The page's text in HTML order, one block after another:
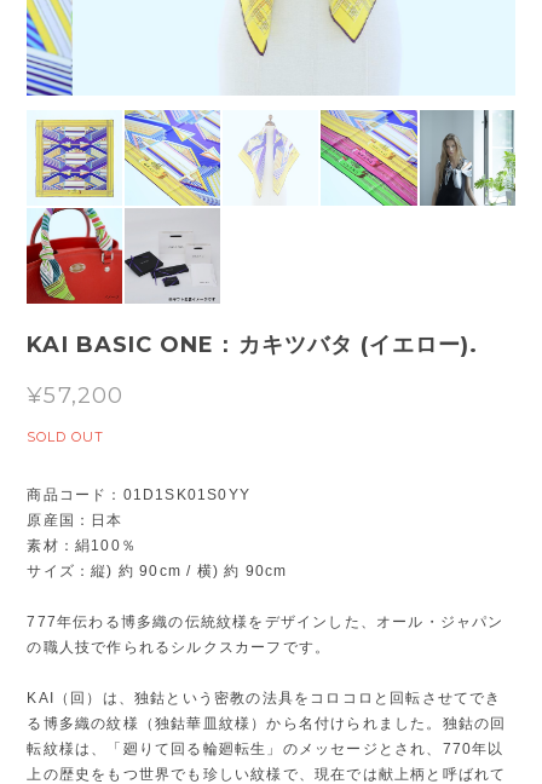
KAI BASIC ONE：カキツバタ (イエロー).
¥57,200
SOLD OUT
商品コード：01D1SK01S0YY
原産国：日本
素材：絹100％
サイズ：縦) 約 90cm / 横) 約 90cm
777年伝わる博多織の伝統紋様をデザインした、オール・ジャパン
の職人技で作られるシルクスカーフです。
KAI（回）は、独鈷という密教の法具をコロコロと回転させてでき
る博多織の紋様（独鈷華皿紋様）から名付けられました。独鈷の回
転紋様は、「廻りて回る輪廻転生」のメッセージとされ、770年以
上の歴史をもつ世界でも珍しい紋様で、現在では献上柄と呼ばれて